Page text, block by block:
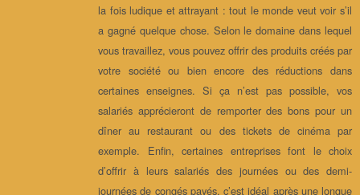
la fois ludique et attrayant : tout le monde veut voir s’il
a gagné quelque chose. Selon le domaine dans lequel
vous travaillez, vous pouvez offrir des produits créés par
votre société ou bien encore des réductions dans
certaines enseignes. Si ça n’est pas possible, vos
salariés apprécieront de remporter des bons pour un
dîner au restaurant ou des tickets de cinéma par
exemple. Enfin, certaines entreprises font le choix
d’offrir à leurs salariés des journées ou des demi-
journées de congés payés, c’est idéal après une longue